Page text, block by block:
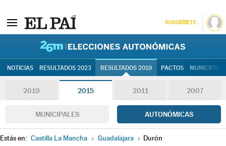
SUSCRÍBETE
NOTICIAS RESULTADOS 2023 RESULTADOS 2019 PACTOS
2019 2015 2011 2007
MUNICIPALES AUTONÓMICAS
Estás en: Castilla La Mancha » Guadalajara » Durón